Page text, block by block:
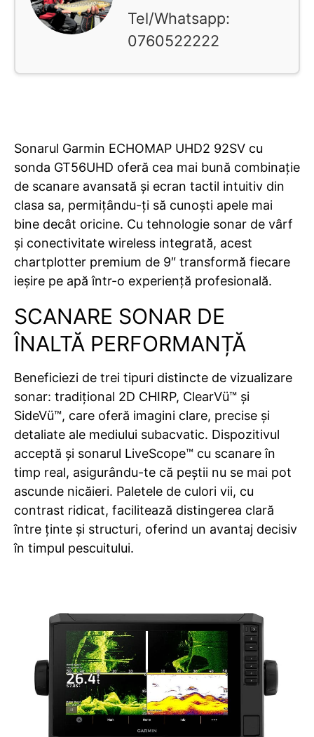
Tel/Whatsapp:
0760522222
Sonarul Garmin ECHOMAP UHD2 92SV cu
sonda GT56UHD oferă cea mai bună combinație
de scanare avansată și ecran tactil intuitiv din
clasa sa, permițându-ți să cunoști apele mai
bine decât oricine. Cu tehnologie sonar de vârf
și conectivitate wireless integrată, acest
chartplotter premium de 9″ transformă fiecare
ieșire pe apă într-o experiență profesională.
SCANARE SONAR DE
ÎNALTĂ PERFORMANȚĂ
Beneficiezi de trei tipuri distincte de vizualizare
sonar: tradițional 2D CHIRP, ClearVü™ și
SideVü™, care oferă imagini clare, precise și
detaliate ale mediului subacvatic. Dispozitivul
acceptă și sonarul LiveScope™ cu scanare în
timp real, asigurându-te că peștii nu se mai pot
ascunde nicăieri. Paletele de culori vii, cu
contrast ridicat, facilitează distingerea clară
între ținte și structuri, oferind un avantaj decisiv
în timpul pescuitului.